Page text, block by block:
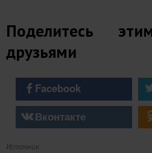
Поделитесь
друзьями
Facebook
Вконтакте
Источник